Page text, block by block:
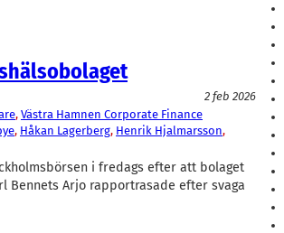
2 feb 2026
, Västra Hamnen Corporate Finance
, Håkan Lagerberg, Henrik Hjalmarsson
i fredags efter att bolaget
Bennets Arjo rapportrasade efter svaga